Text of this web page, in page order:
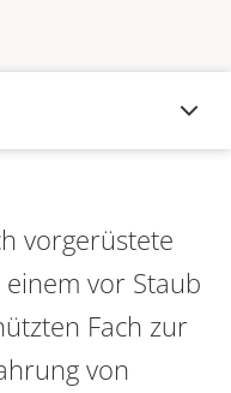
vorgerüstete
vor Staub
Fach zur
von